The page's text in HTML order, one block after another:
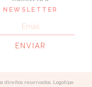
NEWSLETTER
direitos reservados. Logotipo